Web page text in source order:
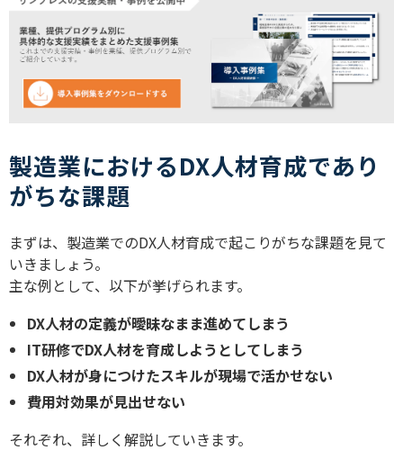
製造業におけるDX人材育成であり
がちな課題
まずは、製造業でのDX人材育成で起こりがちな課題を見て
いきましょう。
主な例として、以下が挙げられます。
DX人材の定義が曖昧なまま進めてしまう
IT研修でDX人材を育成しようとしてしまう
DX人材が身につけたスキルが現場で活かせない
費用対効果が見出せない
それぞれ、詳しく解説していきます。